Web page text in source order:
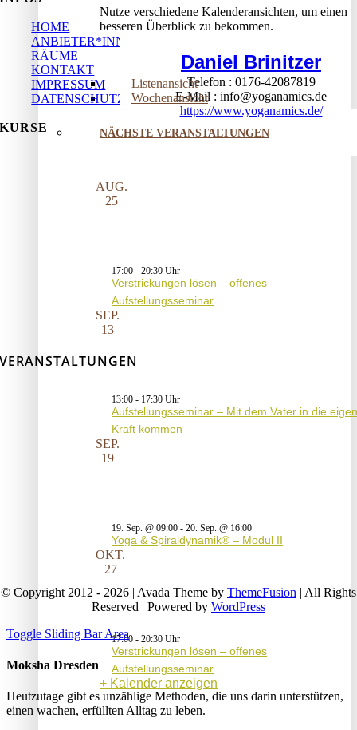
Nutze verschiedene Kalenderansichten, um einen
besseren Überblick zu bekommen.
Listenansicht
Wochenansicht
NÄCHSTE VERANSTALTUNGEN
AUG.
25
17:00 - 20:30
Verstrickungen lösen – offenes
Aufstellungsseminar
SEP.
13
13:00 - 17:30
Aufstellungsseminar – Mit dem Vater in die
Kraft kommen
SEP.
19
19. Sep. @ 09:00 - 20. Sep. @ 16:00
Yoga & Spiraldynamik® – Modul II
OKT.
27
17:00 - 20:30
Verstrickungen lösen – offenes
Aufstellungsseminar
Kalender anzeigen
Daniel Brinitzer
Telefon
0176-42087819
E-Mail
info@yoganamics.de
https://www.yoganamics.de/
HOME
ANBIETER*INNEN
RÄUME
KONTAKT
IMPRESSUM
DATENSCHUTZ
KURSE
VERANSTALTUNGEN
© Copyright 2012 - 2026 | Avada Theme by ThemeFusion | All Rights
Reserved | Powered by WordPress
Toggle Sliding Bar Area
Moksha Dresden
Heutzutage gibt es unzählige Methoden, die uns darin unterstützen,
einen wachen, erfüllten Alltag zu leben.